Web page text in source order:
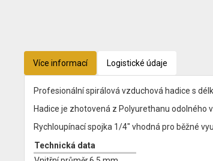
Více informací Logistické údaje
Profesionální spirálová vzduchová hadice s
Hadice je zhotovená z Polyurethanu odolného
Rychloupínací spojka 1/4" vhodná pro běžné
Technická data